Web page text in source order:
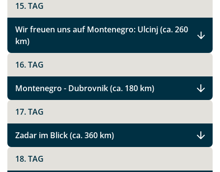
Teile diese Reise
Griechenland
Facebook
Instagram
15. TAG
Wir freuen uns auf Montenegro: Ulcinj (ca. 260
km)
16. TAG
Montenegro - Dubrovnik (ca. 180 km)
17. TAG
Zadar im Blick (ca. 360 km)
18. TAG